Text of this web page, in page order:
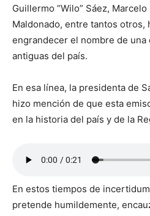
Guillermo “Wilo” Sáez,
Maldonado, entre tantos otros,
engrandecer el nombre de una
antiguas del país.
En esa línea, la presidenta de
hizo mención de que esta
en la historia del país y de la
En estos tiempos de
pretende humildemente,